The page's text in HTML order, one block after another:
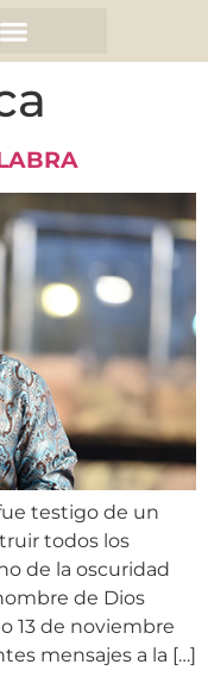
testigo de un
todos los
de la oscuridad
de Dios
13 de noviembre
mensajes a la […]